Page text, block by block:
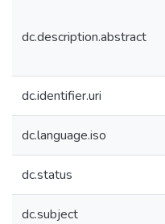
dc.description.abstract
dc.identifier.uri
dc.language.iso
dc.status
dc.subject